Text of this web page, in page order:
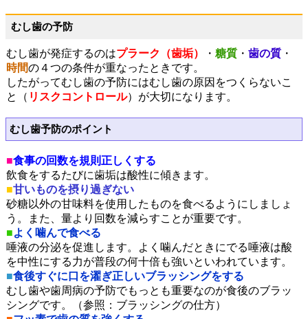
むし歯の予防
むし歯が発症するのはプラーク（歯垢） ・ 糖質 ・ 歯の質 ・
時間の４つの条件が重なったときです。
したがってむし歯の予防にはむし歯の原因をつくらないこ
と（ リスクコントロール）が大切になります。
むし歯予防のポイント
■食事の回数を規則正しくする
飲食をするたびに歯垢は酸性に傾きます。
■甘いものを摂り過ぎない
砂糖以外の甘味料を使用したものを食べるようにしましょ
う。また、量より回数を減らすことが重要です。
■よく噛んで食べる
唾液の分泌を促進します。よく噛んだときにでる唾液は酸
を中性にする力が普段の何十倍も強いといわれています。
■食後すぐに口を濯ぎ正しいブラッシングをする
むし歯や歯周病の予防でもっとも重要なのが食後のブラッ
シングです。（参照：ブラッシングの仕方）